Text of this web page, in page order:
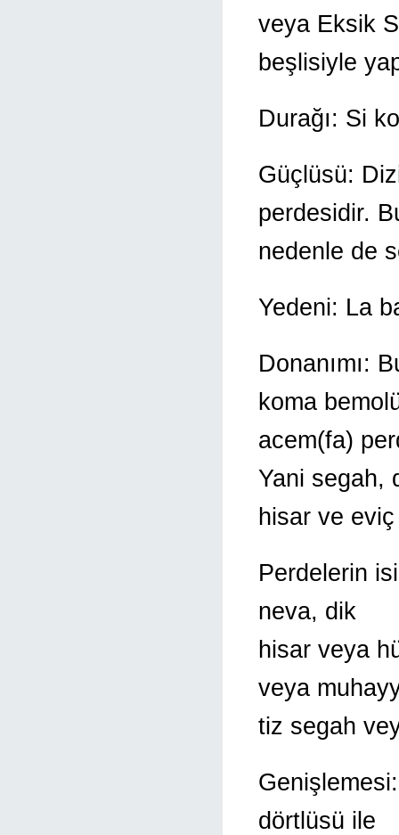
veya Eksik
beşlisiyle
Durağı: Si
Güçlüsü:
perdesidir.
nedenle de
Yedeni: La
Donanımı:
koma
acem(fa)
Yani segah,
hisar ve eviç
Perdelerin
neva, dik
hisar veya
veya
tiz segah
dörtlüsü ile